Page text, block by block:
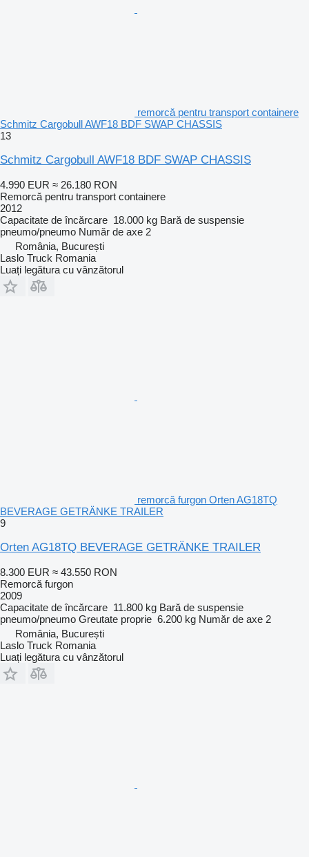
remorcă pentru transport containere
Schmitz Cargobull AWF18 BDF SWAP CHASSIS
13
Schmitz Cargobull AWF18 BDF SWAP CHASSIS
4.990 EUR ≈ 26.180 RON
Remorcă pentru transport containere
2012
Capacitate de încărcare 18.000 kg Bară de suspensie
pneumo/pneumo Număr de axe 2
România, București
Laslo Truck Romania
Luați legătura cu vânzătorul
remorcă furgon Orten AG18TQ
BEVERAGE GETRÄNKE TRAILER
9
Orten AG18TQ BEVERAGE GETRÄNKE TRAILER
8.300 EUR ≈ 43.550 RON
Remorcă furgon
2009
Capacitate de încărcare 11.800 kg Bară de suspensie
pneumo/pneumo Greutate proprie 6.200 kg Număr de axe 2
România, București
Laslo Truck Romania
Luați legătura cu vânzătorul